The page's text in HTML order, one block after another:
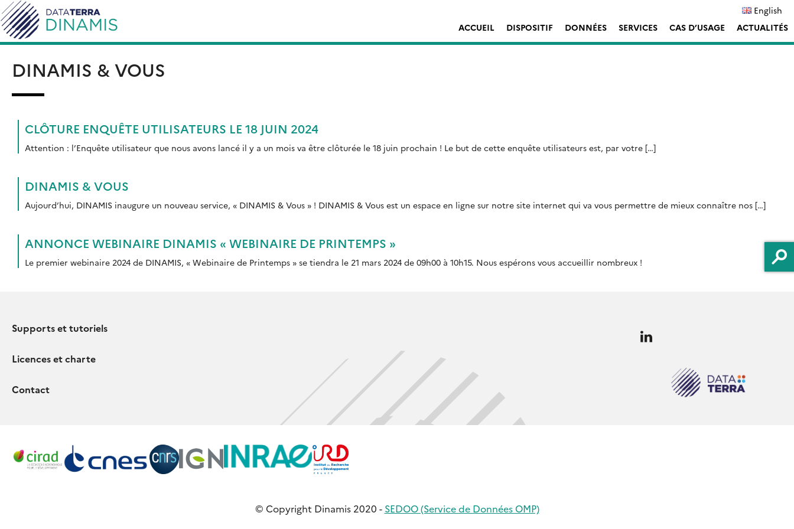
Skip
to
content
English
ACCUEIL
DISPOSITIF DONNÉES SERVICES CAS D’USAGE ACTUALITÉS
DINAMIS & VOUS
CLÔTURE ENQUÊTE UTILISATEURS LE 18 JUIN 2024
Attention : l’Enquête utilisateur que nous avons lancé il y a un mois va être clôturée le 18 juin prochain ! Le but de cette enquête utilisateurs est, par votre […]
DINAMIS & VOUS
Aujourd’hui, DINAMIS inaugure un nouveau service, « DINAMIS & Vous » ! DINAMIS & Vous est un espace en ligne sur notre site internet qui va vous permettre de mieux connaître nos […]
ANNONCE WEBINAIRE DINAMIS « WEBINAIRE DE PRINTEMPS »
Le premier webinaire 2024 de DINAMIS, « Webinaire de Printemps » se tiendra le 21 mars 2024 de 09h00 à 10h15. Nous espérons vous accueillir nombreux !
Supports et tutoriels
Licences et charte
Contact
© Copyright Dinamis 2020 - SEDOO (Service de Données OMP)